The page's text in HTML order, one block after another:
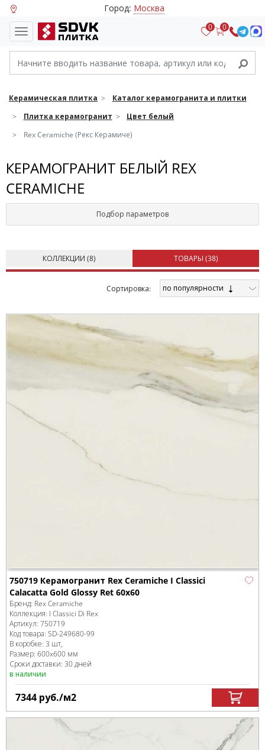
Город: Москва
0 0
Керамическая плитка
Каталог керамогранита и плитки
Плитка керамогранит
Цвет белый
Rex Ceramiche (Рекс Керамиче)
КЕРАМОГРАНИТ БЕЛЫЙ REX
CERAMICHE
Подбор параметров
КОЛЛЕКЦИИ (8) ТОВАРЫ (38)
Cортировка: по популярности
750719 Керамогранит Rex Ceramiche I Classici
Calacatta Gold Glossy Ret 60x60
Бренд: Rex Ceramiche
Коллекция: I Classici Di Rex
Артикул: 750719
Код товара: SD-249680-99
В коробке: 3 шт,
Размер: 600x600 мм
Сроки доставки: 30 дней
в наличии
7344 руб./м2